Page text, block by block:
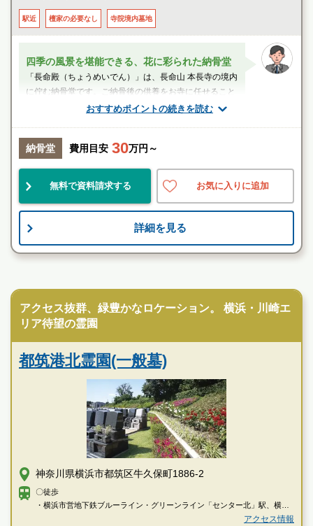
に乗車、「大曽根町」バス停で下車徒歩約5分
・JR・横浜市営地下鉄「新横浜」駅より4番乗場 市営バス「13系統 鶴見駅
駅近 檀家の必要なし 寺院境内墓地
おすすめポイントの続きを読む
四季の風景を堪能できる、花に彩られた納骨堂
「長命殿（ちょうめいでん）」は、長命山 本長寺の境内
に佇む納骨堂です。ご納骨後の供養をお寺に任せること
ができ、無縁仏になる心配がありません...
スタッフのメッセージ
大倉山(神奈川県)駅
民営 自然豊 伝統的
お墓のことなら何でもご相談ください
現地を見学して実際の雰囲気をお確かめください
す
本長寺長命殿の特徴
納骨堂 費用目安 30万円～
無料で資料請求する お気に入りに追加
詳細を見る
アクセス抜群、緑豊かなロケーション。 横浜・川崎エ
リア待望の霊園
都筑港北霊園(一般墓)
神奈川県横浜市都筑区牛久保町1886-2
〇徒歩
・横浜市営地下鉄ブルーライン・グリーンライン「センター北」駅、横浜
市営地下鉄グリーンライン「北山田」駅、東急田園都市線「たまプラー
アクセス情報